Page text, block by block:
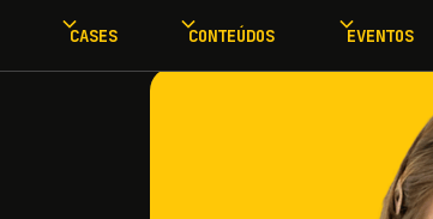
CASES CONTEÚDOS EVENTOS